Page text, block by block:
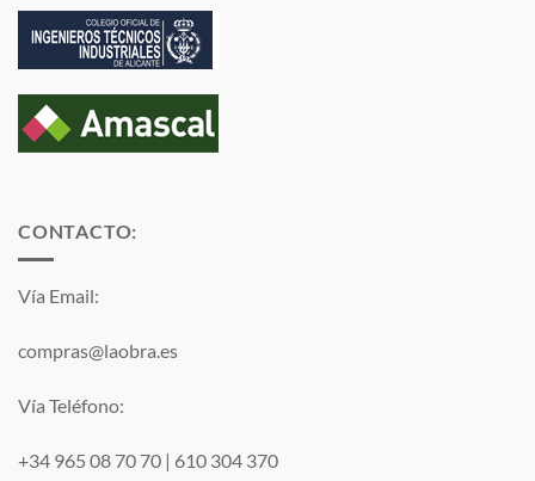
CONTACTO:
Vía Email:
compras@laobra.es
Vía Teléfono:
+34 965 08 70 70 | 610 304 370